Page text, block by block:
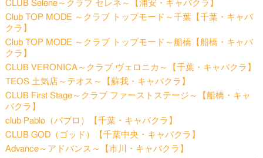
CLUB Selene～クラブ セレネ～【浦安・キャバクラ】
Club TOP MODE ～クラブ トップモード～千葉【千葉・キャバ
クラ】
Club TOP MODE ～クラブ トップモード～船橋【船橋・キャバ
クラ】
CLUB VERONICA～クラブ ヴェロニカ～【千葉・キャバクラ】
TEOS 土気店～テオス～【蘇我・キャバクラ】
CLUB First Stage～クラブ ファーストステージ～【船橋・キャ
バクラ】
club Pablo（パブロ）【千葉・キャバクラ】
CLUB GOD（ゴッド）【千葉中央・キャバクラ】
Advance～アドバンス～【市川・キャバクラ】